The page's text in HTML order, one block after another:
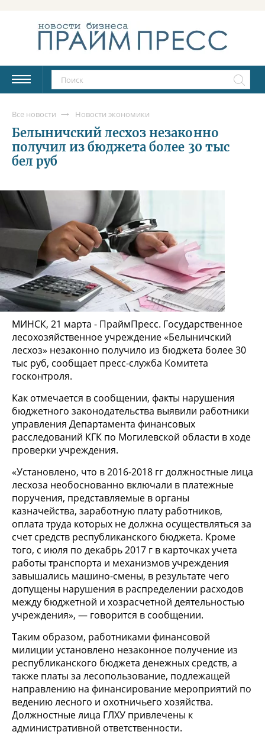
Все новости Новости экономики
Белыничский лесхоз незаконно
получил из бюджета более 30 тыс
бел руб
МИНСК, 21 марта - ПраймПресс. Государственное
лесохозяйственное учреждение «Белыничский
лесхоз» незаконно получило из бюджета более 30
тыс руб, сообщает пресс-служба Комитета
госконтроля.
Как отмечается в сообщении, факты нарушения
бюджетного законодательства выявили работники
управления Департамента финансовых
расследований КГК по Могилевской области в ходе
проверки учреждения.
«Установлено, что в 2016-2018 гг должностные лица
лесхоза необоснованно включали в платежные
поручения, представляемые в органы
казначейства, заработную плату работников,
оплата труда которых не должна осуществляться за
счет средств республиканского бюджета. Кроме
того, с июля по декабрь 2017 г в карточках учета
работы транспорта и механизмов учреждения
завышались машино-смены, в результате чего
допущены нарушения в распределении расходов
между бюджетной и хозрасчетной деятельностью
учреждения», — говорится в сообщении.
Таким образом, работниками финансовой
милиции установлено незаконное получение из
республиканского бюджета денежных средств, а
также платы за лесопользование, подлежащей
направлению на финансирование мероприятий по
ведению лесного и охотничьего хозяйства.
Должностные лица ГЛХУ привлечены к
административной ответственности.